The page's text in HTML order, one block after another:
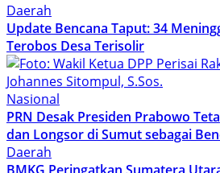
Daerah
Update Bencana Taput: 34
Terobos Desa Terisolir
Nasional
PRN Desak Presiden Prabowo
dan Longsor di Sumut sebagai
Daerah